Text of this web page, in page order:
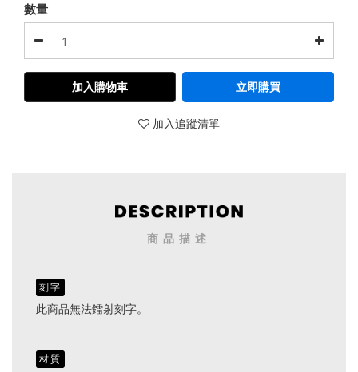
數量
加入購物車 立即購買
加入追蹤清單
商品描述
刻字
此商品無法鐳射刻字。
材質